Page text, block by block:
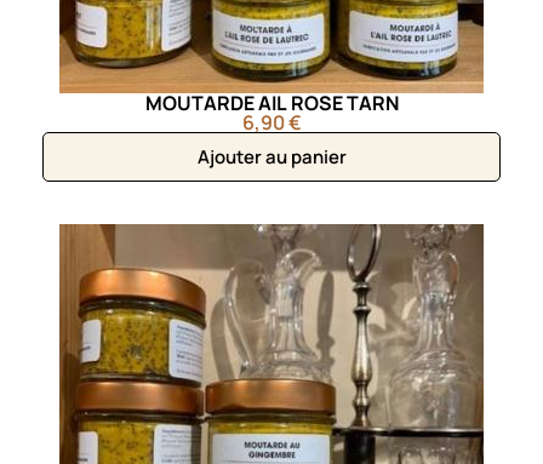
MOUTARDE AIL ROSE TARN
6,90 €
Ajouter au panier